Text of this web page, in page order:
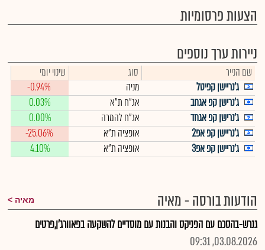
הצעות פרסומיות
ניירות ערך נוספים
שם הנייר סוג
שינוי יומי
ג'נריישן קפיטל
מניה
-0.94%
ג'נרישן קפ אגחב
אג"ח ת"א
0.03%
ג'נרישן קפ אגחד
אג"ח להמרה
0.00%
ג'נריישן קפ אפ2
אופציה ת"א
-25.06%
ג'נריישן קפ אפ3
אופציה ת"א 4.10%
הודעות בורסה - מאיה מאיה
גנרש-בהסכם עם הפניקס והבנות עם מוסדיים להשקעה בפאוורג'ן,פרטים
03.08.2026, 09:31